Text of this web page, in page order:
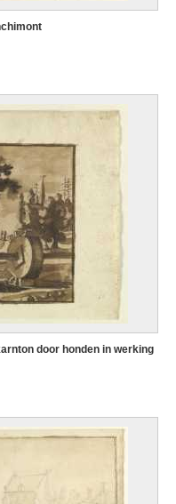
door honden in werking